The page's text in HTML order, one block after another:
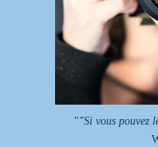
""Si vous pouvez